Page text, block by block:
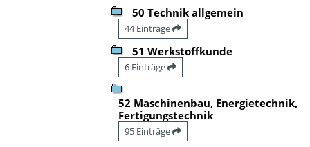
50 Technik allgemein
44 Einträge
51 Werkstoffkunde
6 Einträge
52 Maschinenbau, Energietechnik,
Fertigungstechnik
95 Einträge